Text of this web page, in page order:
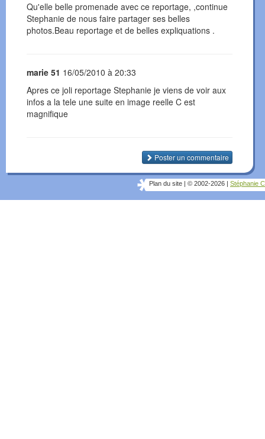
Qu'elle belle promenade avec ce reportage, ,continue
Stephanie de nous faire partager ses belles
photos.Beau reportage et de belles expliquations .
marie 51 16/05/2010 à 20:33
Apres ce joli reportage Stephanie je viens de voir aux
infos a la tele une suite en image reelle C est
magnifique
Poster un commentaire
Plan du site © 2002-2026 Stéphanie C